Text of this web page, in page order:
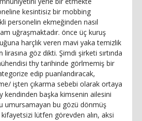
kesintisiz bir mobbing
personelin ekmeğinden nasıl
uğraşmaktadır. önce üç kuruş
harçlık veren mavi yaka temizlik
göz dikti. Şimdi şirketi sırtında
thy tarihinde görlmemiş bir
edip puanlandıracak,
işten çıkarma sebebi olarak ortaya
kendinden başka kimsenin ailesini
umursamayan bu gözü dönmüş
lütfen görevden alın, aksi